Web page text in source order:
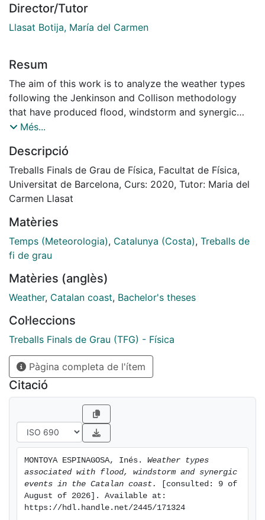
Director/Tutor
Llasat Botija, María del Carmen
Resum
The aim of this work is to analyze the weather types
following the Jenkinson and Collison methodology
that have produced flood, windstorm and synergic
events that have affected the Catalan coast during the
analyzed were first selected from various databases
and their distribution and temporal evolution were
analyzed. In total, 186 flood events, 37 windstorms
and 35 synergic events have been identified. The
weather type in the three types of events and that the
most damaging effects are those produced by
synergic events.
Més...
Descripció
Treballs Finals de Grau de Física, Facultat de Física,
Universitat de Barcelona, Curs: 2020, Tutor: Maria del
Carmen Llasat
Matèries
Temps (Meteorologia), Catalunya (Costa), Treballs de
fi de grau
Matèries (anglès)
Weather, Catalan coast, Bachelor's theses
Col·leccions
Treballs Finals de Grau (TFG) - Física
Pàgina completa de l'ítem
Citació
MONTOYA ESPINAGOSA, Inés. Weather types
associated with flood, windstorm and synergic
events in the Catalan coast.
[consulted: 9 of
August of 2026]. Available at:
https://hdl.handle.net/2445/171324